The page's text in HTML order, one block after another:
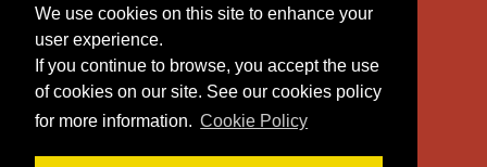
We use cookies on this site to enhance your
user experience.
If you continue to browse, you accept the use
of cookies on our site. See our cookies policy
for more information. Cookie Policy